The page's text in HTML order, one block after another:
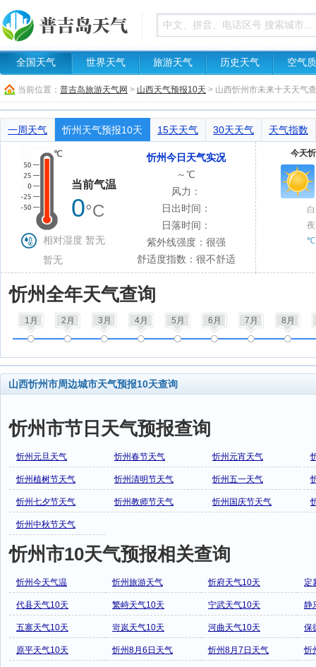
全国天气 世界天气 旅游天气 历史天气 空气
当前位置： 普吉岛旅游天气网 > 山西天气预报10天 > 山西忻州市未来十天天气
一周天气 忻州天气预报10天 15天天气 30天天气 天气指数
当前气温
0°C
相对湿度 暂无
暂无
忻州今日天气实况
～℃
风力：
日出时间：
日落时间：
紫外线强度：很强
舒适度指数：很不舒适
今天
℃
忻州全年天气查询
1月 2月 3月 4月 5月 6月 7月 8月
山西忻州市周边城市天气预报10天查询
忻州市节日天气预报查询
忻州元旦天气 忻州春节天气 忻州元宵天气
忻州植树节天气 忻州清明节天气 忻州五一天气
忻州七夕节天气 忻州教师节天气 忻州国庆节天气
忻州中秋节天气
忻州市10天气预报相关查询
忻州今天气温 忻州旅游天气 忻府天气10天 定
代县天气10天 繁峙天气10天 宁武天气10天 静
五寨天气10天 岢岚天气10天 河曲天气10天 保
原平天气10天 忻州8月6日天气 忻州8月7日天气 忻